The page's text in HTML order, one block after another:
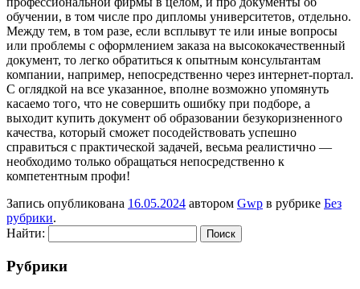
обучении, в том числе про дипломы университетов, отдельно.
Между тем, в том разе, если всплывут те или иные вопросы
или проблемы с оформлением заказа на высококачественный
документ, то легко обратиться к опытным консультантам
компании, например, непосредственно через интернет-портал.
С оглядкой на все указанное, вполне возможно упомянуть
касаемо того, что не совершить ошибку при подборе, а
выходит купить документ об образовании безукоризненного
качества, который сможет посодействовать успешно
справиться с практической задачей, весьма реалистично —
необходимо только обращаться непосредственно к
компетентным профи!
Запись опубликована 16.05.2024 автором Gwp в рубрике Без
рубрики.
Найти:
Рубрики